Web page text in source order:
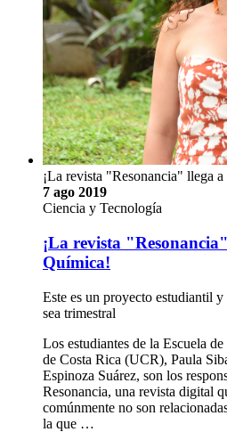
¡La revista "Resonancia" llega
7 ago 2019
Ciencia y Tecnología
¡La revista
Química!
Este es un proyecto estudiantil
sea trimestral
Los estudiantes de la Escuela
de Costa Rica (UCR), Paula
Espinoza Suárez, son los
Resonancia, una revista digital
comúnmente no son
la que …